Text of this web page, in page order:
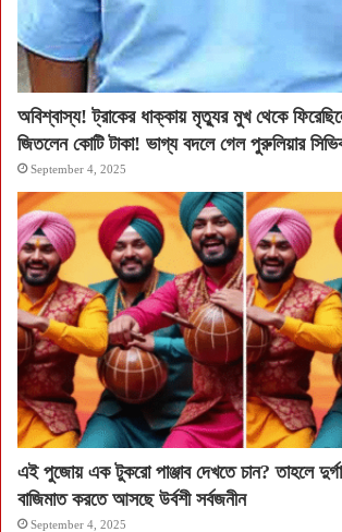
অবিশ্বাস্য! ট্রাকের ধাক্কায় মৃত্যুর মুখ থেকে
জিতলেন কোটি টাকা! ভাগ্য বদলে গেল পুরুলিয়ার সিভিক
September 4, 2025
এই পুজোয় এক টুকরো পাঞ্জাব দেখতে চান? তাহলে
বাজিমাত করতে আসছে উর্বশী সর্বজনীন
September 4, 2025